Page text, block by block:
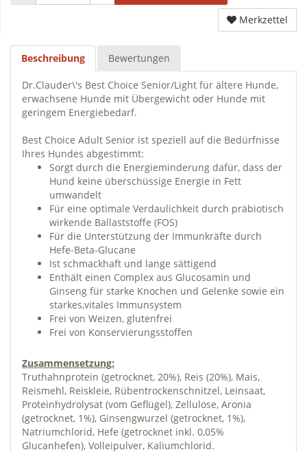
Merkzettel
Beschreibung Bewertungen
Dr.Clauder\'s Best Choice Senior/Light für ältere Hunde,
erwachsene Hunde mit Übergewicht oder Hunde mit
geringem Energiebedarf.
Best Choice Adult Senior ist speziell auf die Bedürfnisse
Ihres Hundes abgestimmt:
Sorgt durch die Energieminderung dafür, dass der
Hund keine überschüssige Energie in Fett
umwandelt
Für eine optimale Verdaulichkeit durch präbiotisch
wirkende Ballaststoffe (FOS)
Für die Unterstützung der Immunkräfte durch
Hefe-Beta-Glucane
Ist schmackhaft und lange sättigend
Enthält einen Complex aus Glucosamin und
Ginseng für starke Knochen und Gelenke sowie ein
starkes,vitales Immunsystem
Frei von Weizen, glutenfrei
Frei von Konservierungsstoffen
Zusammensetzung:
Truthahnprotein (getrocknet, 20%), Reis (20%), Mais,
Reismehl, Reiskleie, Rübentrockenschnitzel, Leinsaat,
Proteinhydrolysat (vom Geflügel), Zellulose, Aronia
(getrocknet, 1%), Ginsengwurzel (getrocknet, 1%),
Natriumchlorid, Hefe (getrocknet inkl. 0,05%
Glucanhefen), Volleipulver, Kaliumchlorid.